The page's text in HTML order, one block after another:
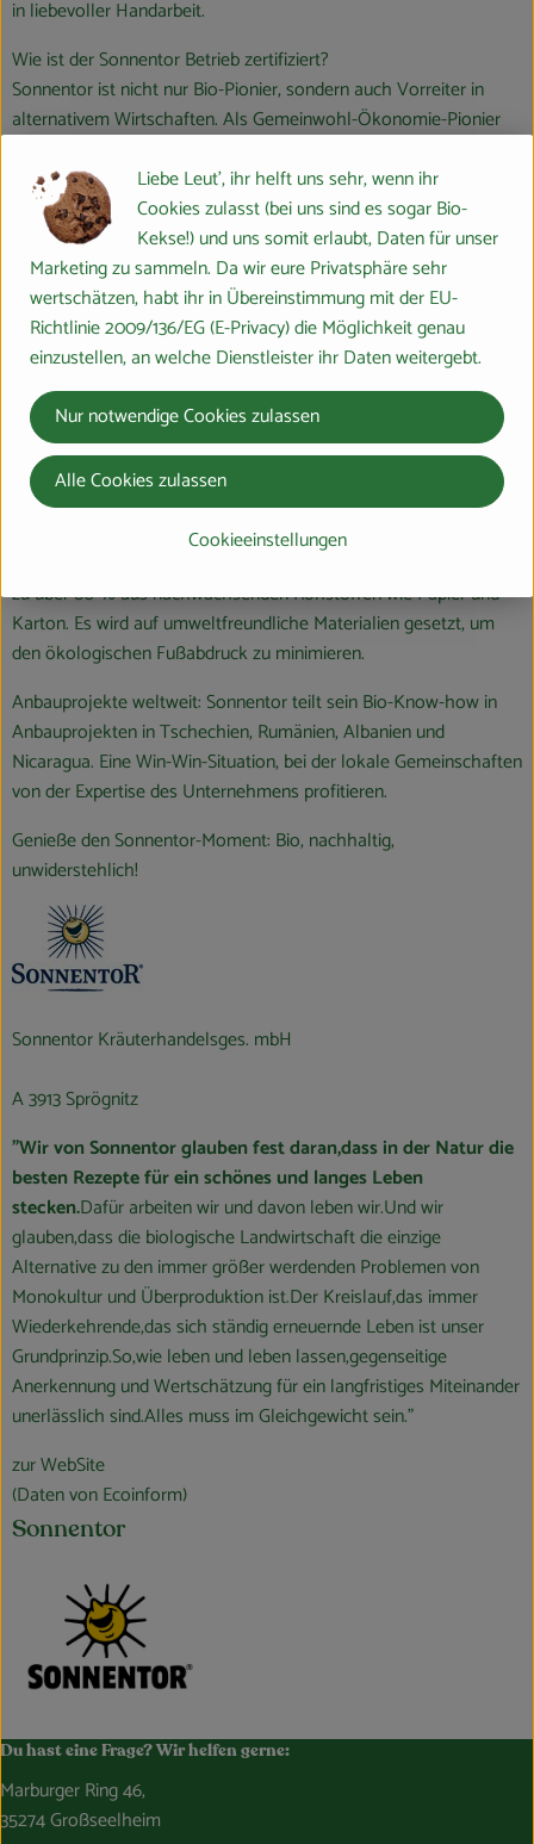
in liebevoller Handarbeit.
Wie ist der Sonnentor Betrieb zertifiziert?
Sonnentor ist nicht nur Bio-Pionier, sondern auch Vorreiter in
alternativem Wirtschaften. Als Gemeinwohl-Ökonomie-Pionier
anhand der Gemeinwohl-Bilanz. Der Betrieb setzt auf nachhaltige
Wirtschaft entlang der gesamten Wertschöpfungskette und ist
stolz darauf, dieses Engagement mit der lachenden Sonne zu
zeigen.
Was ist an der Arbeit von Sonnentor besonders nachhaltig und
ökologisch?
Regionale Wertschöpfung: Die Idee von Sonnentor ist einfach –
die Wertschöpfung bleibt zu einem hohen Anteil bei den rund
300 Bio-Bauern im Waldviertel. So unterstützen sie kleinste
landwirtschaftliche Strukturen und fördern nachhaltige
Landwirtschaft.
zu über 80 % aus nachwachsenden Rohstoffen wie Papier und
Karton. Es wird auf umweltfreundliche Materialien gesetzt, um
den ökologischen Fußabdruck zu minimieren.
Anbauprojekte weltweit: Sonnentor teilt sein Bio-Know-how in
Anbauprojekten in Tschechien, Rumänien, Albanien und
Nicaragua. Eine Win-Win-Situation, bei der lokale Gemeinschaften
von der Expertise des Unternehmens profitieren.
Genieße den Sonnentor-Moment: Bio, nachhaltig,
unwiderstehlich!
Sonnentor Kräuterhandelsges. mbH
A 3913 Sprögnitz
"Wir von Sonnentor glauben fest daran,dass in der Natur die
besten Rezepte für ein schönes und langes Leben
stecken.Dafür arbeiten wir und davon leben wir.Und wir
glauben,dass die biologische Landwirtschaft die einzige
Alternative zu den immer größer werdenden Problemen von
Monokultur und Überproduktion ist.Der Kreislauf,das immer
Wiederkehrende,das sich ständig erneuernde Leben ist unser
Grundprinzip.So,wie leben und leben lassen,gegenseitige
Anerkennung und Wertschätzung für ein langfristiges Miteinander
unerlässlich sind.Alles muss im Gleichgewicht sein."
zur WebSite
(Daten von Ecoinform)
Sonnentor
Du hast eine Frage? Wir helfen gerne:
Marburger Ring 46,
35274 Großseelheim
Liebe Leut', ihr helft uns sehr, wenn ihr
Cookies zulasst (bei uns sind es sogar Bio-
Kekse!) und uns somit erlaubt, Daten für unser
Marketing zu sammeln. Da wir eure Privatsphäre sehr
wertschätzen, habt ihr in Übereinstimmung mit der EU-
Richtlinie 2009/136/EG (E-Privacy) die Möglichkeit genau
einzustellen, an welche Dienstleister ihr Daten weitergebt.
Cookieeinstellungen
Nur notwendige Cookies zulassen
Alle Cookies zulassen